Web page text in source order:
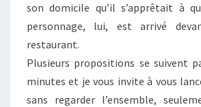
son domicile qu’il s’apprêtait à
personnage, lui, est arrivé
restaurant.
Plusieurs propositions se suivent
minutes et je vous invite à vous
sans regarder l’ensemble,